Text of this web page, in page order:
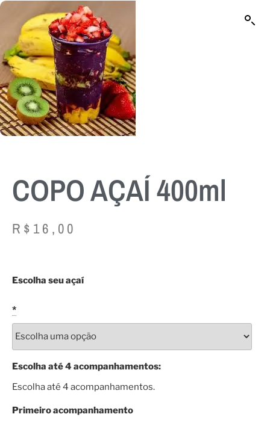
COPO AÇAÍ 400ml
R$ 16,00
Escolha seu açaí
*
Escolha até 4 acompanhamentos:
Escolha até 4 acompanhamentos.
Primeiro acompanhamento